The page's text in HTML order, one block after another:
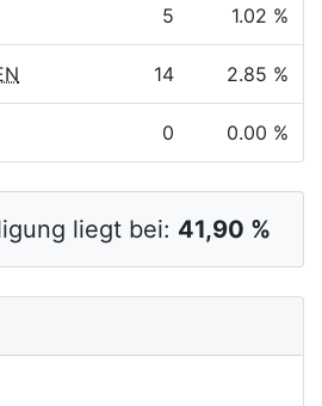
5 1.02 %
14 2.85 %
0 0.00 %
liegt bei: 41,90 %